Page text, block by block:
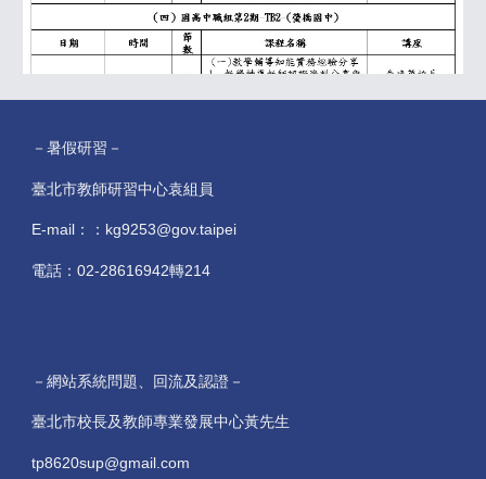
－暑假研習－
臺北市教師研習中心袁組員
E-mail：：kg9253@gov.taipei
電話：02-28616942轉214
－網站系統問題、回流及認證－
臺北市校長及教師專業發展中心黃先生
tp8620sup@gmail.com